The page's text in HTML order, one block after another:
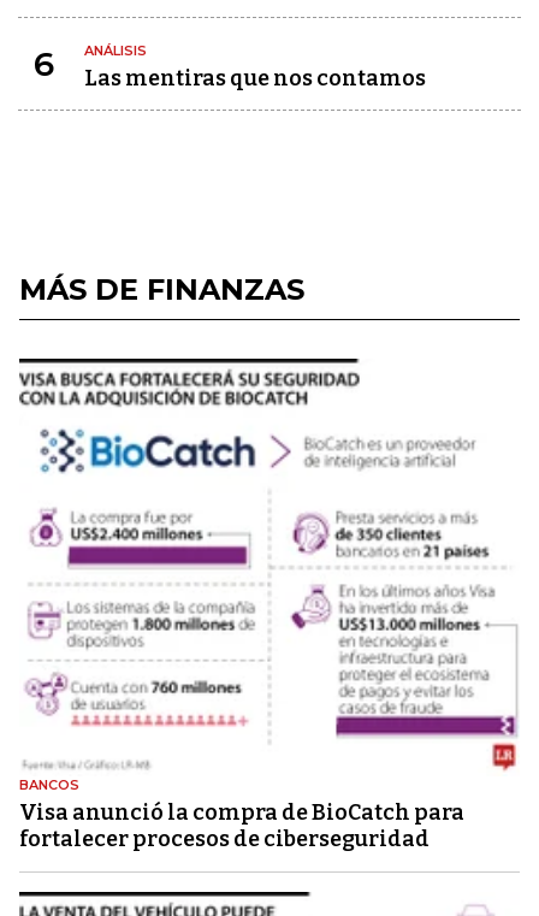
6 ANÁLISIS
Las mentiras que nos contamos
MÁS DE FINANZAS
BANCOS
Visa anunció la compra de BioCatch para
fortalecer procesos de ciberseguridad